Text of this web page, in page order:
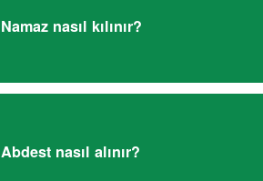
Namaz nasıl kılınır?
Abdest nasıl alınır?